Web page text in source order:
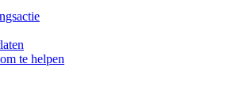
te helpen